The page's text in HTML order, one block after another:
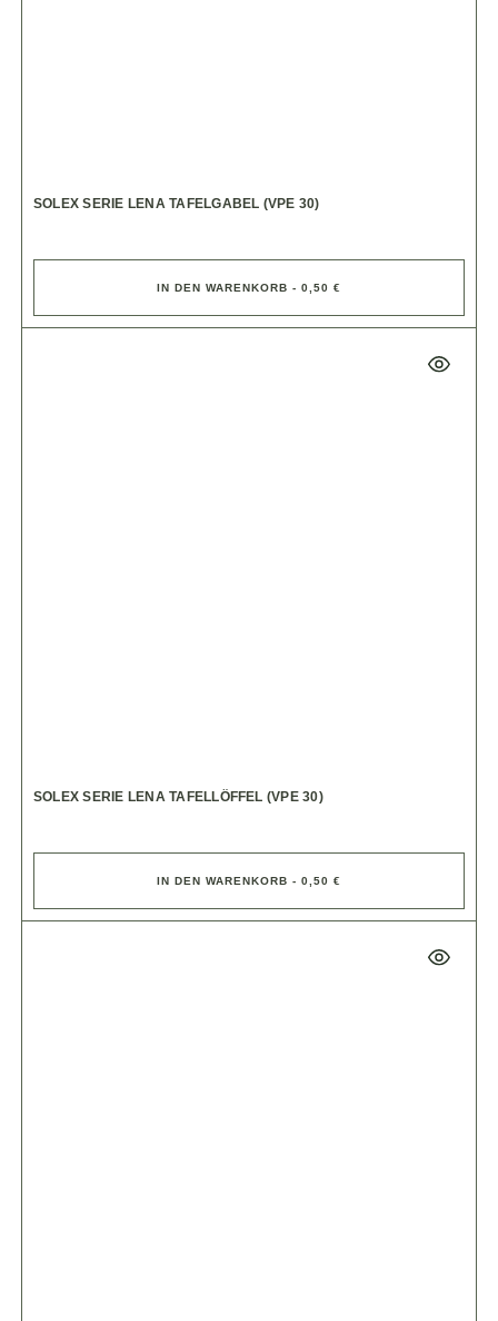
SOLEX SERIE LENA TAFELGABEL (VPE 30)
IN DEN WARENKORB - 0,50 €
SOLEX SERIE LENA TAFELLÖFFEL (VPE 30)
IN DEN WARENKORB - 0,50 €